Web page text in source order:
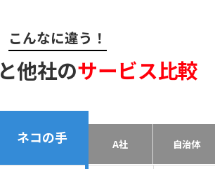
こんなに違う！
と他社のサービス比較
ネコの手 A社 自治体